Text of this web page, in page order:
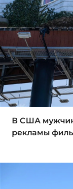
В США
рекламы